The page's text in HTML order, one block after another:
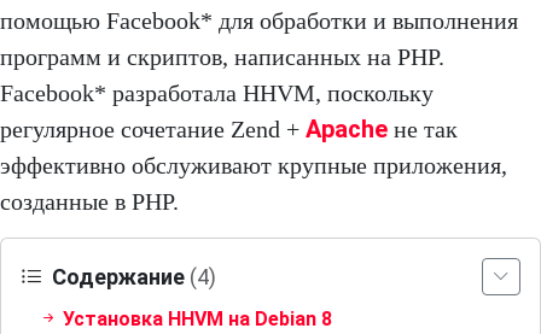
помощью Facebook* для обработки и выполнения
программ и скриптов, написанных на PHP.
Facebook* разработала HHVM, поскольку
регулярное сочетание Zend + Apache не так
эффективно обслуживают крупные приложения,
созданные в PHP.
Содержание (4)
Установка HHVM на Debian 8